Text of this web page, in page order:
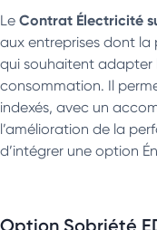
Le Contrat Électricité
aux entreprises dont la
qui souhaitent adapter
consommation. Il
indexés, avec un
l’amélioration de la
d’intégrer une option
Option Sobriété